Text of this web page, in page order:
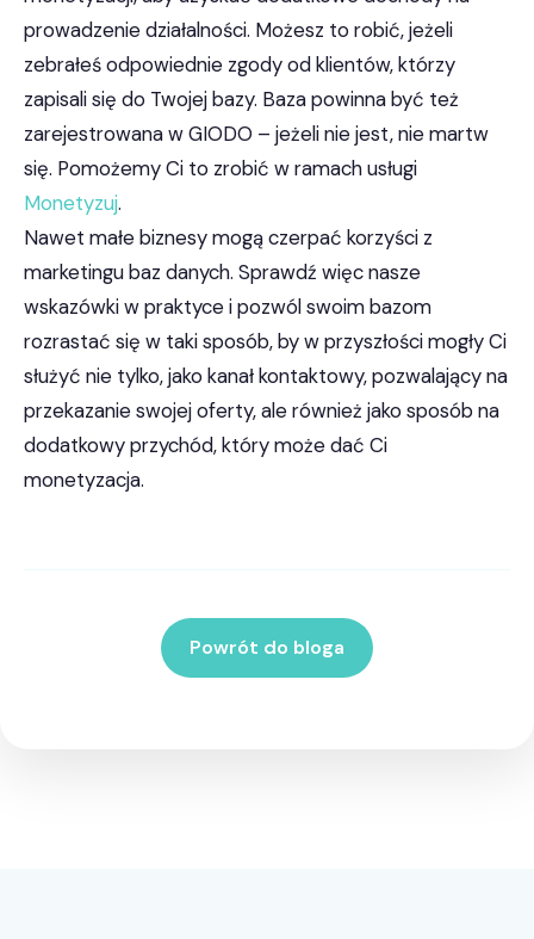
prowadzenie działalności. Możesz to robić, jeżeli
zebrałeś odpowiednie zgody od klientów, którzy
zapisali się do Twojej bazy. Baza powinna być też
zarejestrowana w GIODO – jeżeli nie jest, nie martw
się. Pomożemy Ci to zrobić w ramach usługi
Monetyzuj.
Nawet małe biznesy mogą czerpać korzyści z
marketingu baz danych. Sprawdź więc nasze
wskazówki w praktyce i pozwól swoim bazom
rozrastać się w taki sposób, by w przyszłości mogły Ci
służyć nie tylko, jako kanał kontaktowy, pozwalający na
przekazanie swojej oferty, ale również jako sposób na
dodatkowy przychód, który może dać Ci
monetyzacja.
Powrót do bloga